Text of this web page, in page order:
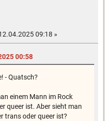
09:18 »
00:58
- Quatsch?
einem Mann im Rock
queer ist. Aber sieht man
trans oder queer ist?